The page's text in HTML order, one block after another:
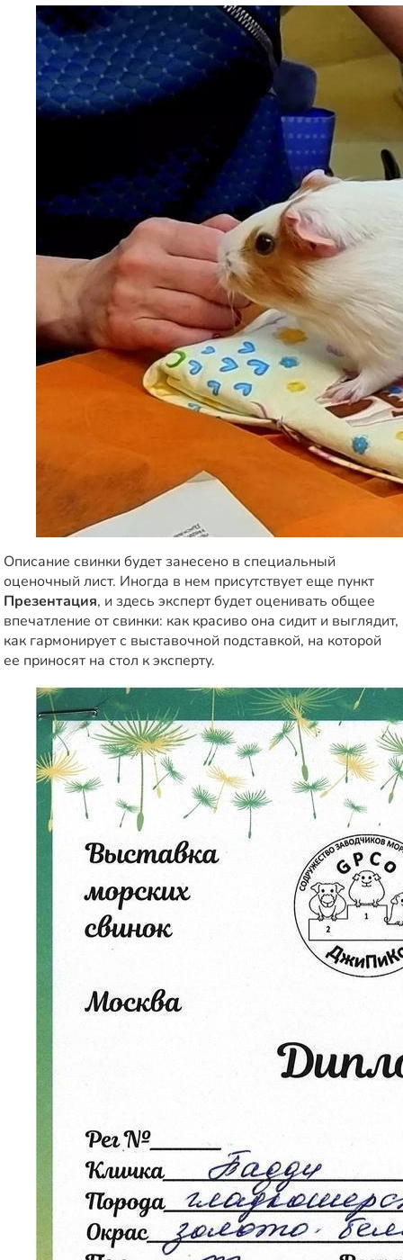
Описание свинки будет занесено в специальный
оценочный лист. Иногда в нем присутствует еще пункт
Презентация, и здесь эксперт будет оценивать общее
впечатление от свинки: как красиво она сидит и выглядит,
как гармонирует с выставочной подставкой, на которой
ее приносят на стол к эксперту.